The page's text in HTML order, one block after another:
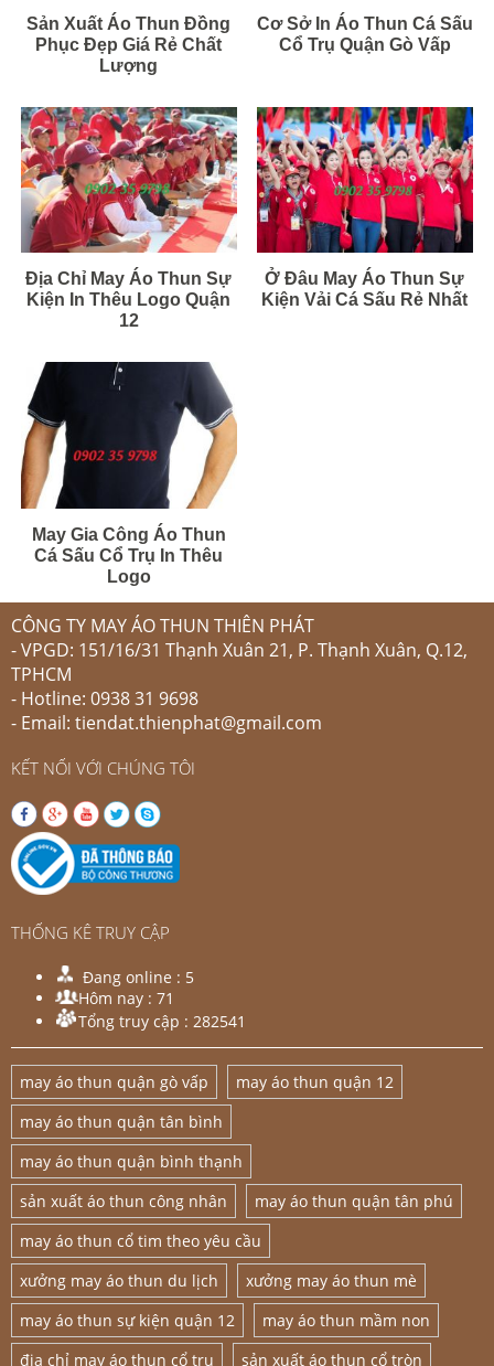
Sản Xuất Áo Thun Đồng
Phục Đẹp Giá Rẻ Chất
Lượng
Cơ Sở In Áo Thun Cá Sấu
Cổ Trụ Quận Gò Vấp
Địa Chỉ May Áo Thun Sự
Kiện In Thêu Logo Quận
12
Ở Đâu May Áo Thun Sự
Kiện Vải Cá Sấu Rẻ Nhất
May Gia Công Áo Thun
Cá Sấu Cổ Trụ In Thêu
Logo
CÔNG TY MAY ÁO THUN THIÊN PHÁT
- VPGD: 151/16/31 Thạnh Xuân 21, P. Thạnh Xuân, Q.12,
TPHCM
- Hotline: 0938 31 9698
- Email: tiendat.thienphat@gmail.com
KẾT NỐI VỚI CHÚNG TÔI
THỐNG KÊ TRUY CẬP
Đang online : 5
Hôm nay : 71
Tổng truy cập : 282541
may áo thun quận gò vấp
may áo thun quận 12
may áo thun quận tân bình
may áo thun quận bình thạnh
sản xuất áo thun công nhân
may áo thun quận tân phú
may áo thun cổ tim theo yêu cầu
xưởng may áo thun du lịch
xưởng may áo thun mè
may áo thun sự kiện quận 12
may áo thun mầm non
địa chỉ may áo thun cổ trụ
sản xuất áo thun cổ tròn